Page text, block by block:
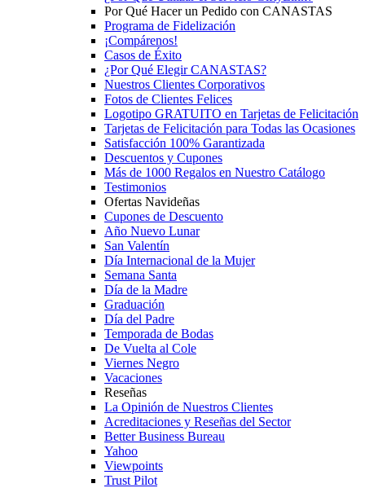
Por Qué Hacer un Pedido con CANASTAS
Programa de Fidelización
¡Compárenos!
Casos de Éxito
¿Por Qué Elegir CANASTAS?
Nuestros Clientes Corporativos
Fotos de Clientes Felices
Logotipo GRATUITO en Tarjetas de Felicitación
Tarjetas de Felicitación para Todas las Ocasiones
Satisfacción 100% Garantizada
Descuentos y Cupones
Más de 1000 Regalos en Nuestro Catálogo
Testimonios
Ofertas Navideñas
Cupones de Descuento
Año Nuevo Lunar
San Valentín
Día Internacional de la Mujer
Semana Santa
Día de la Madre
Graduación
Día del Padre
Temporada de Bodas
De Vuelta al Cole
Viernes Negro
Vacaciones
Reseñas
La Opinión de Nuestros Clientes
Acreditaciones y Reseñas del Sector
Better Business Bureau
Yahoo
Viewpoints
Trust Pilot